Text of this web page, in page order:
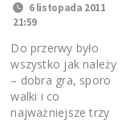
6 listopada 2011
21:59
Do przerwy było
wszystko jak należy
– dobra gra, sporo
walki i co
najważniejsze trzy